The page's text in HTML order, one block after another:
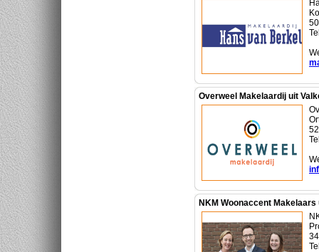
Overweel Makelaardij uit
NKM Woonaccent Makelaars